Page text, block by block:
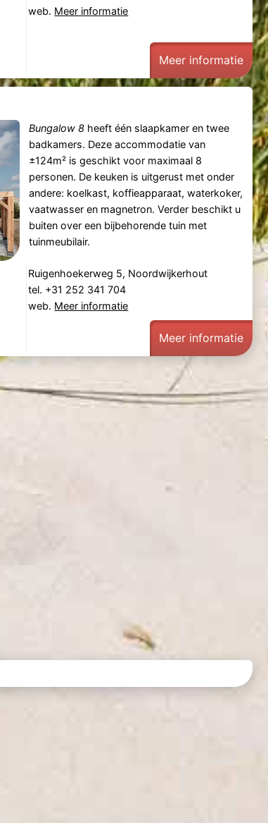
web. Meer informatie
Meer informatie
Bungalow 8heeft één slaapkamer en twee
badkamers. Deze accommodatie van
±124m² is geschikt voor maximaal 8
personen. De keuken is uitgerust met onder
andere: koelkast, koffieapparaat, waterkoker,
vaatwasser en magnetron. Verder beschikt u
buiten over een bijbehorende tuin met
tuinmeubilair.
Ruigenhoekerweg 5, Noordwijkerhout
tel. +31 252 341 704
web. Meer informatie
Meer informatie